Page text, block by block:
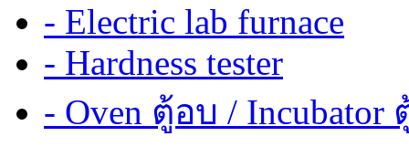
- Electric lab furnace
- Hardness tester
- Oven ตู้อบ / Incubator